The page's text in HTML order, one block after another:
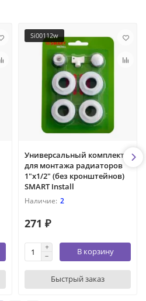
Si00112w
Универсальный комплект
для монтажа радиаторов
1"х1/2" (без кронштейнов)
SMART Install
2
271 ₽
В корзину
Быстрый заказ